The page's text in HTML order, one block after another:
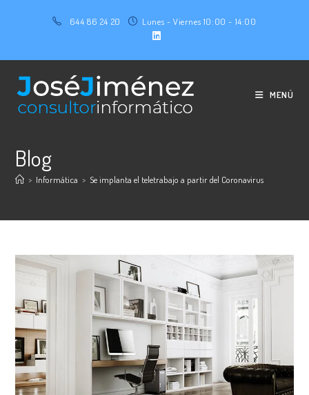
644 86 24 20 Lunes - Viernes 10:00 - 14:00
MENÚ
Blog
> Informática > Se implanta el teletrabajo a partir del Coronavirus